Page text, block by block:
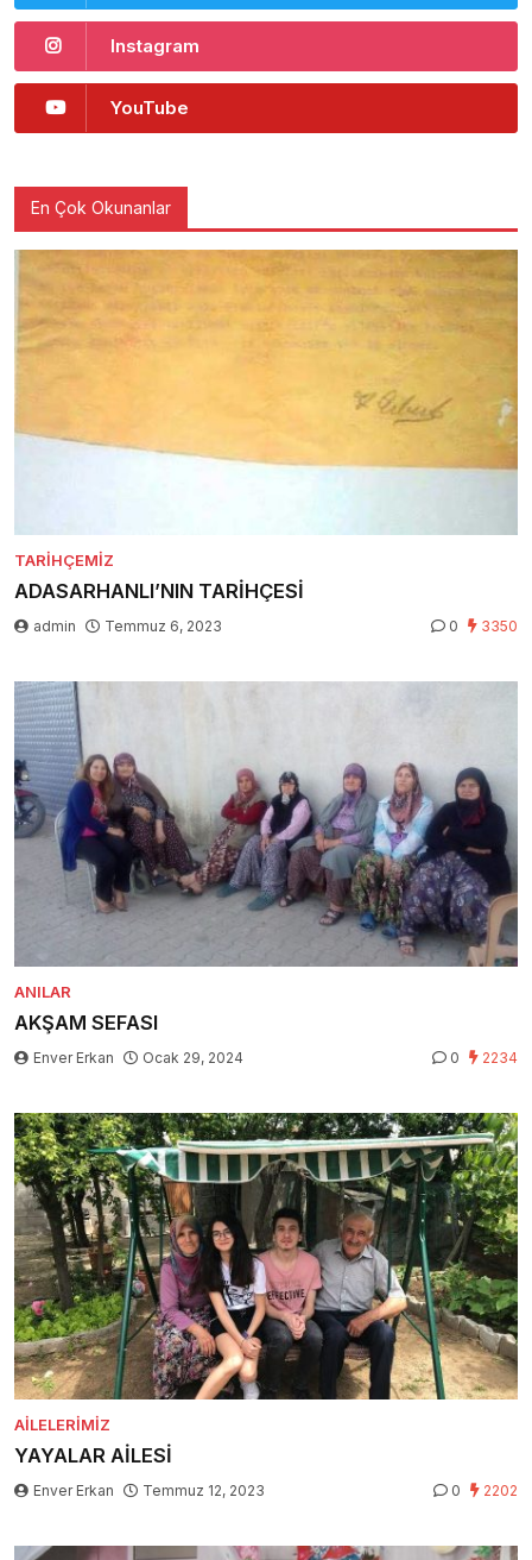
Instagram
YouTube
En Çok Okunanlar
TARIHÇEMIZ
ADASARHANLI’NIN TARİHÇESİ
admin Temmuz 6, 2023 0 3350
ANILAR
AKŞAM SEFASI
Enver Erkan Ocak 29, 2024 0 2234
AILELERIMIZ
YAYALAR AİLESİ
Enver Erkan Temmuz 12, 2023 0 2202